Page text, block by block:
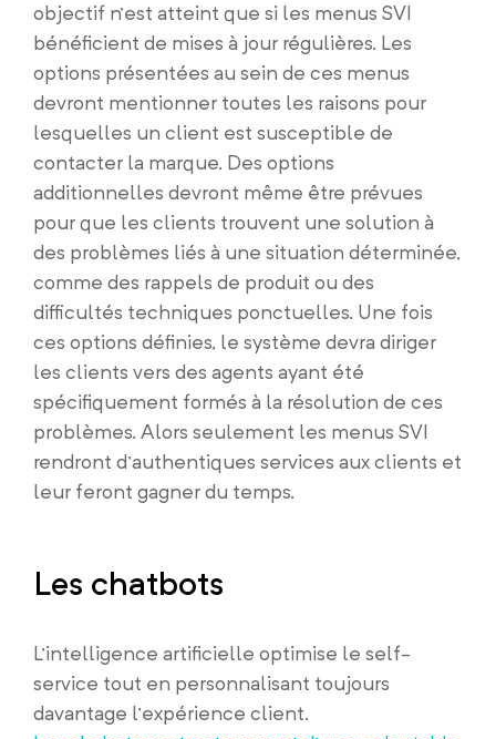
objectif n’est atteint que si les menus SVI
bénéficient de mises à jour régulières. Les
options présentées au sein de ces menus
devront mentionner toutes les raisons pour
lesquelles un client est susceptible de
contacter la marque. Des options
additionnelles devront même être prévues
pour que les clients trouvent une solution à
des problèmes liés à une situation déterminée,
comme des rappels de produit ou des
difficultés techniques ponctuelles. Une fois
ces options définies, le système devra diriger
les clients vers des agents ayant été
spécifiquement formés à la résolution de ces
problèmes. Alors seulement les menus SVI
rendront d’authentiques services aux clients et
leur feront gagner du temps.
Les chatbots
L’intelligence artificielle optimise le self-
service tout en personnalisant toujours
davantage l’expérience client.